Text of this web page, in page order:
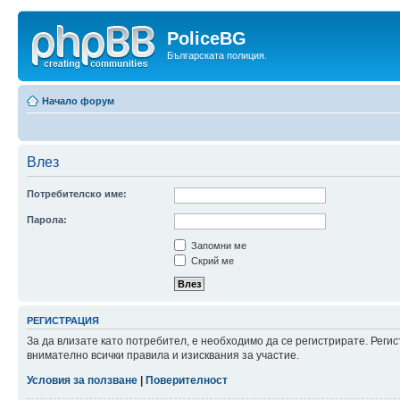
PoliceBG
Българската полиция.
Начало форум
Влез
Потребителско име:
Парола:
Запомни ме
Скрий ме
РЕГИСТРАЦИЯ
За да влизате като потребител, е необходимо да се регистрирате.
внимателно всички правила и изисквания за участие.
Условия за ползване
Поверителност